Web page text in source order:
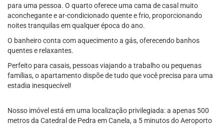
para uma pessoa. O quarto oferece uma cama de casal muito
aconchegante e ar-condicionado quente e frio, proporcionando
noites tranquilas em qualquer época do ano.
O banheiro conta com aquecimento a gás, oferecendo banhos
quentes e relaxantes.
Perfeito para casais, pessoas viajando a trabalho ou pequenas
famílias, o apartamento dispõe de tudo que você precisa para uma
estadia inesquecível!
Nosso imóvel está em uma localização privilegiada: a apenas 500
metros da Catedral de Pedra em Canela, a 5 minutos do Aeroporto